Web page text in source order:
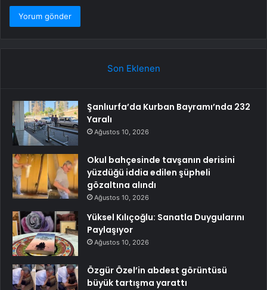
Son Eklenen
Şanlıurfa’da Kurban Bayramı’nda 232
Yaralı
Ağustos 10, 2026
Okul bahçesinde tavşanın derisini
yüzdüğü iddia edilen şüpheli
gözaltına alındı
Ağustos 10, 2026
Yüksel Kılıçoğlu: Sanatla Duygularını
Paylaşıyor
Ağustos 10, 2026
Özgür Özel’in abdest görüntüsü
büyük tartışma yarattı